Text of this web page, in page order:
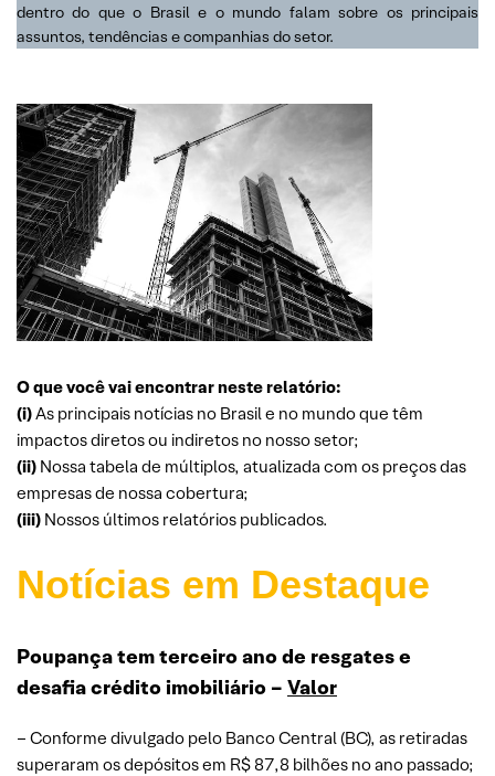
dentro do que o Brasil e o mundo falam sobre os principais
assuntos, tendências e companhias do setor.
O que você vai encontrar neste relatório:
(i)As principais notícias no Brasil e no mundo que têm
impactos diretos ou indiretos no nosso setor;
(ii) Nossa tabela de múltiplos, atualizada com os preços das
empresas de nossa cobertura;
(iii) Nossos últimos relatórios publicados.
Notícias em Destaque
Poupança tem terceiro ano de resgates e
desafia crédito imobiliário – Valor
– Conforme divulgado pelo Banco Central (BC), as retiradas
superaram os depósitos em R$ 87,8 bilhões no ano passado;